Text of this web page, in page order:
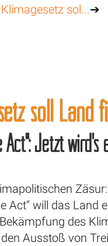
sol...➔
soll
Jetzt
Act“ will das Land
des
Ausstoß von